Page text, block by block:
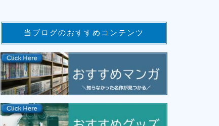
当ブログのおすすめコンテンツ